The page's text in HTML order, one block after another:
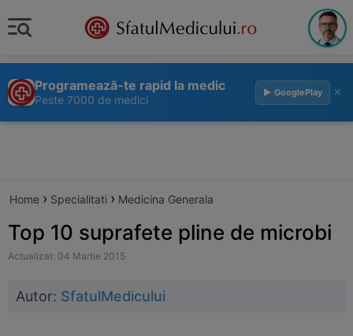
Programează-te rapid la medic
Peste 7000 de medici
▶ GooglePlay ×
Home › Specialitati › Medicina Generala
Top 10 suprafete pline de microbi
Actualizat: 04 Martie 2015
Autor: SfatulMedicului